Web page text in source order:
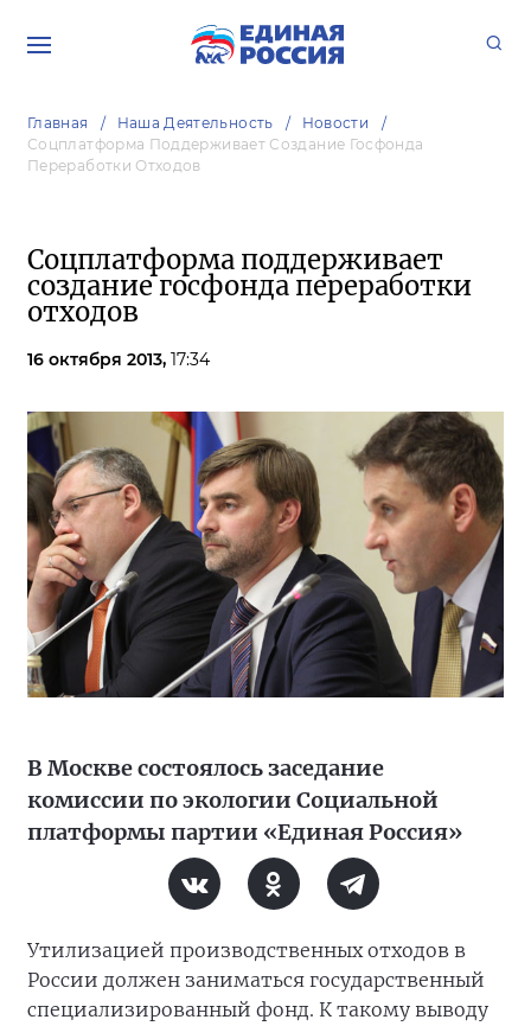
Главная Наша Деятельность
Новости
Соцплатформа Поддерживает Создание Госфонда
Переработки Отходов
Соцплатформа поддерживает
создание госфонда переработки
отходов
16 октября 2013, 17:34
В Москве состоялось заседание
комиссии по экологии Социальной
платформы партии «Единая Россия»
Утилизацией производственных отходов в
России должен заниматься государственный
специализированный фонд. К такому выводу